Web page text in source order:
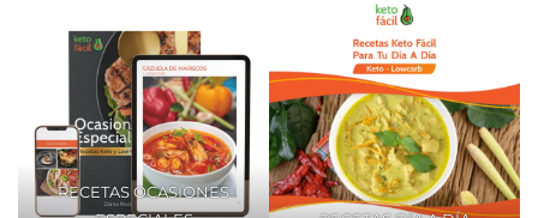
RECETAS OCASIONES